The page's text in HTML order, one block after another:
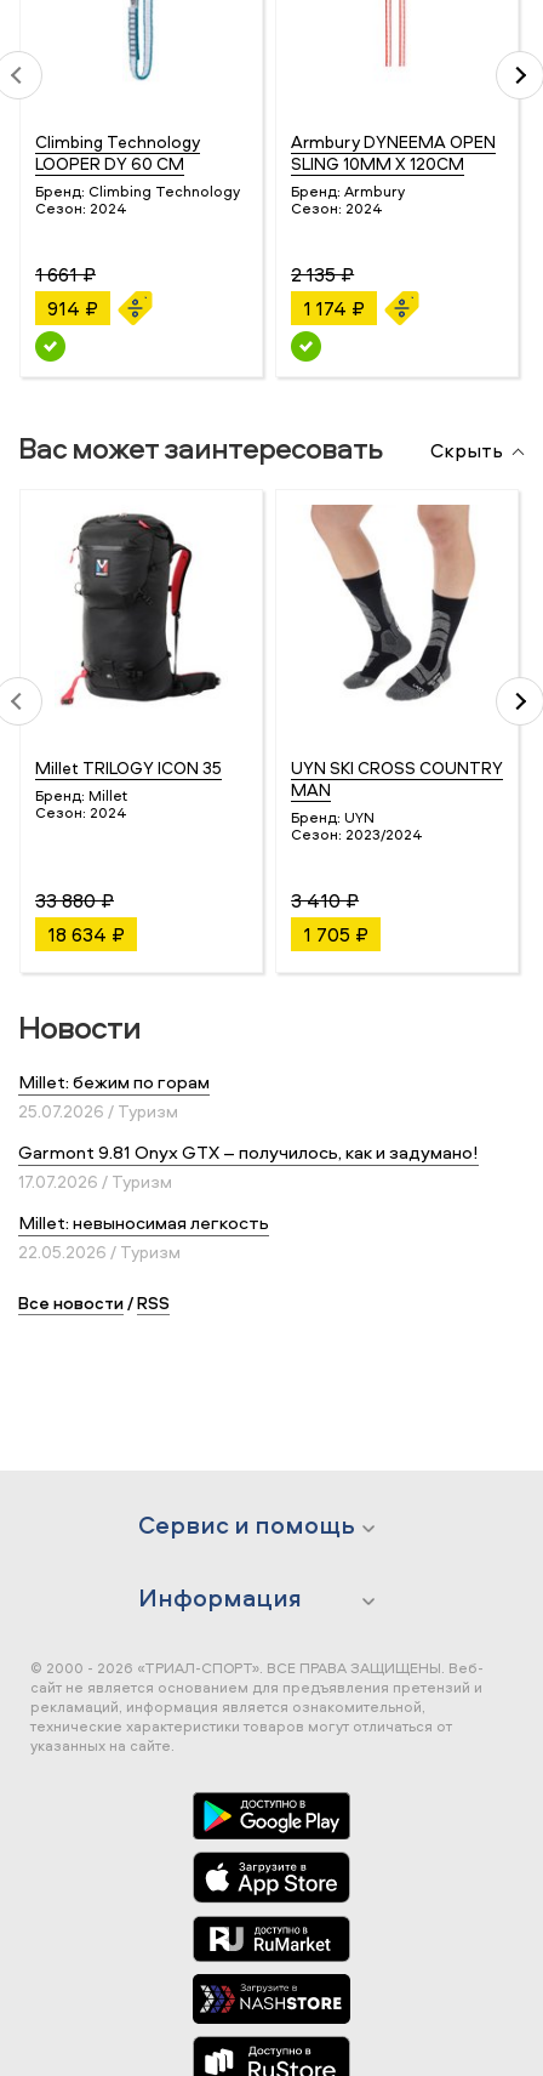
Climbing Technology
LOOPER DY 60 CM
Бренд: Climbing Technology
Сезон: 2024
1 661 ₽
914 ₽
Armbury DYNEEMA OPEN
SLING 10MM X 120CM
Бренд: Armbury
Сезон: 2024
2 135 ₽
1 174 ₽
Вас может заинтересовать Скрыть
Millet TRILOGY ICON 35
Бренд: Millet
Сезон: 2024
33 880 ₽
18 634 ₽
UYN SKI CROSS COUNTRY
MAN
Бренд: UYN
Сезон: 2023/2024
3 410 ₽
1 705 ₽
Новости
Millet: бежим по горам
25.07.2026 / Туризм
Garmont 9.81 Onyx GTX – получилось, как и задумано!
17.07.2026 / Туризм
Millet: невыносимая легкость
22.05.2026 / Туризм
Все новости/RSS
Сервис и помощь
Информация
© 2000 - 2026 «ТРИАЛ-СПОРТ». ВСЕ ПРАВА ЗАЩИЩЕНЫ. Веб-
сайт не является основанием для предъявления претензий и
рекламаций, информация является ознакомительной,
технические характеристики товаров могут отличаться от
указанных на сайте.